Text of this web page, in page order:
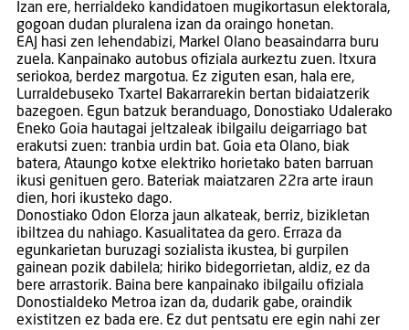
Izan ere, herrialdeko kandidatoen mugikortasun elektorala,
gogoan dudan pluralena izan da oraingo honetan.
EAJ hasi zen lehendabizi, Markel Olano beasaindarra buru
zuela. Kanpainako autobus ofiziala aurkeztu zuen. Itxura
seriokoa, berdez margotua. Ez ziguten esan, hala ere,
Lurraldebuseko Txartel Bakarrarekin bertan bidaiatzerik
bazegoen. Egun batzuk beranduago, Donostiako Udalerako
Eneko Goia hautagai jeltzaleak ibilgailu deigarriago bat
erakutsi zuen: tranbia urdin bat. Goia eta Olano, biak
batera, Ataungo kotxe elektriko horietako baten barruan
ikusi genituen gero. Bateriak maiatzaren 22ra arte iraun
dien, hori ikusteko dago.
Donostiako Odon Elorza jaun alkateak, berriz, bizikletan
ibiltzea du nahiago. Kasualitatea da gero. Erraza da
egunkarietan buruzagi sozialista ikustea, bi gurpilen
gainean pozik dabilela; hiriko bidegorrietan, aldiz, ez da
bere arrastorik. Baina bere kanpainako ibilgailu ofiziala
Donostialdeko Metroa izan da, dudarik gabe, oraindik
existitzen ez bada ere. Ez dut pentsatu ere egin nahi zer